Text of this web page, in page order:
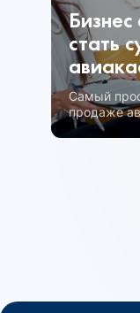
Бизнес
стать
Самый
продаже
статуса.